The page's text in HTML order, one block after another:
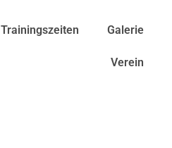
Trainingszeiten Galerie
Verein